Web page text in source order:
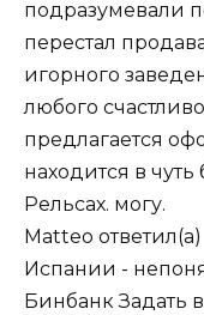
подразумевали
перестал
игорного
любого
предлагается
находится в
Рельсах. могу.
Matteo ответил(а)
Испании -
Бинбанк Задать